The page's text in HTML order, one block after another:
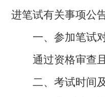
进笔试有关事项公
一、参加笔试
通过资格审查
二、考试时间